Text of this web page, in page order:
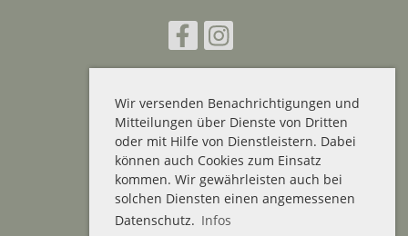
Wir versenden Benachrichtigungen und
Mitteilungen über Dienste von Dritten
oder mit Hilfe von Dienstleistern. Dabei
können auch Cookies zum Einsatz
kommen. Wir gewährleisten auch bei
solchen Diensten einen angemessenen
Datenschutz. Infos
Impressum
Datenschutz